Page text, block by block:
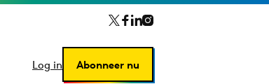
Log in Abonneer nu
Log in Abonneer nu